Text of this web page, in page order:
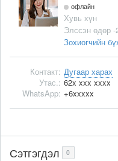
офлайн
Хувь хүн
Элссэн өдөр
Зохиогчийн
Контакт: Дугаар харах
Утас.: 62x xxx xxxx
WhatsApp: +6xxxxx
Сэтгэгдэл 0